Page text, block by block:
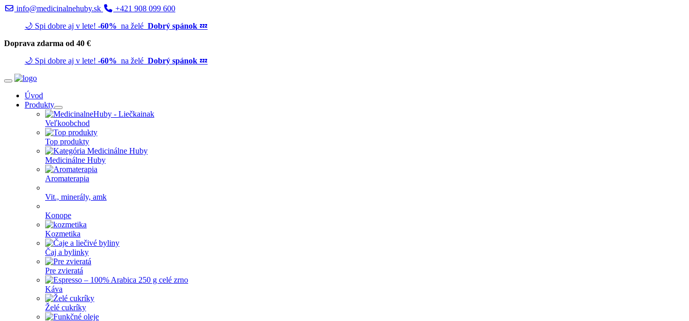
info@medicinalnehuby.sk
+421 908 099 600
🌙 Spi dobre aj v lete! -60% na želé Dobrý spánok 💤
Doprava zdarma od 40 €
🌙 Spi dobre aj v lete! -60% na želé Dobrý spánok 💤
Úvod
Produkty
Veľkoobchod
Top produkty
Medicinálne Huby
Aromaterapia
Vit., minerály, amk
Konope
Kozmetika
Čaj a bylinky
Pre zvieratá
Káva
Želé cukríky